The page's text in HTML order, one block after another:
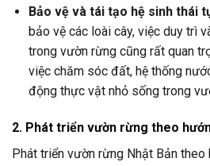
Bảo vệ và tái tạo hệ sinh thái
bảo vệ các loài cây, việc duy trì
trong vườn rừng cũng rất quan
việc chăm sóc đất, hệ thống
động thực vật nhỏ sống trong
2. Phát triển vườn rừng theo
Phát triển vườn rừng Nhật Bản